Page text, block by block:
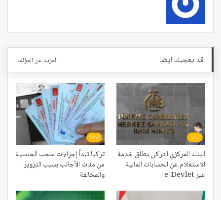
قد يعجبك ايضا المزيد عن المؤلف
تركيا
البنك المركزي التركي يطلق خدمة
الاستعلام عن الحسابات المالية
عبر e-Devlet
تركيا
تركيا تبدأ إجراءات سحب الجنسية
من مئات الأجانب بسبب التزوير
والمخالفة